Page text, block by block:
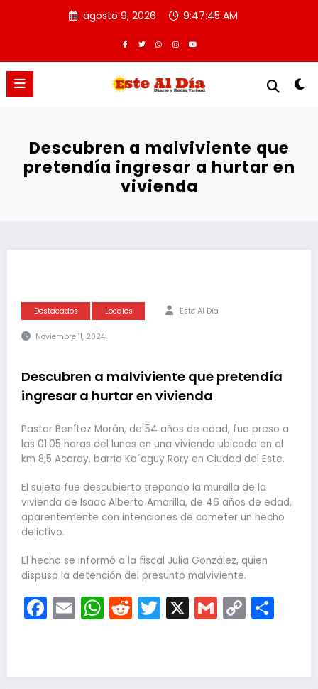
agosto 9, 2026 9:47:45 AM
Descubren a malviviente que
pretendía ingresar a hurtar en
vivienda
Destacados Locales Este Al Día
Noviembre 11, 2024
Descubren a malviviente que pretendía
ingresar a hurtar en vivienda
Pastor Benítez Morán, de 54 años de edad, fue preso a
las 01:05 horas del lunes en una vivienda ubicada en el
km 8,5 Acaray, barrio Ka´aguy Rory en Ciudad del Este.
El sujeto fue descubierto trepando la muralla de la
vivienda de Isaac Alberto Amarilla, de 46 años de edad,
aparentemente con intenciones de cometer un hecho
delictivo.
El hecho se informó a la fiscal Julia González, quien
dispuso la detención del presunto malviviente.
Facebook
EmailWhatsApp
Reddit
Twitter
X Gmail
Copy